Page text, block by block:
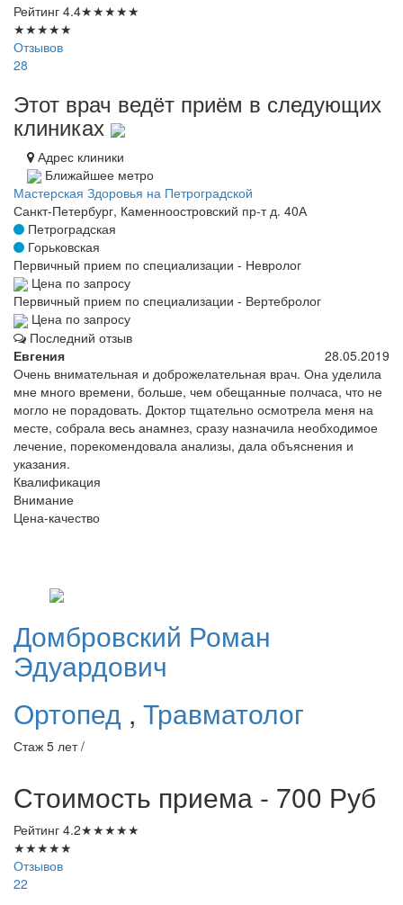
Рейтинг 4.4★★★★★
★★★★★
Отзывов
28
Этот врач ведёт приём в следующих
клиниках
Адрес клиники
Ближайшее метро
Мастерская Здоровья на Петроградской
Санкт-Петербург, Каменноостровский пр-т д. 40А
Петроградская
Горьковская
Первичный прием по специализации - Невролог
Цена по запросу
Первичный прием по специализации - Вертебролог
Цена по запросу
Последний отзыв
Евгения
28.05.2019
Очень внимательная и доброжелательная врач. Она уделила
мне много времени, больше, чем обещанные полчаса, что не
могло не порадовать. Доктор тщательно осмотрела меня на
месте, собрала весь анамнез, сразу назначила необходимое
лечение, порекомендовала анализы, дала объяснения и
указания.
Квалификация
Внимание
Цена-качество
Домбровский Роман
Эдуардович
Ортопед , Травматолог
Стаж 5 лет /
Стоимость приема - 700 Руб
Рейтинг 4.2★★★★★
★★★★★
Отзывов
22